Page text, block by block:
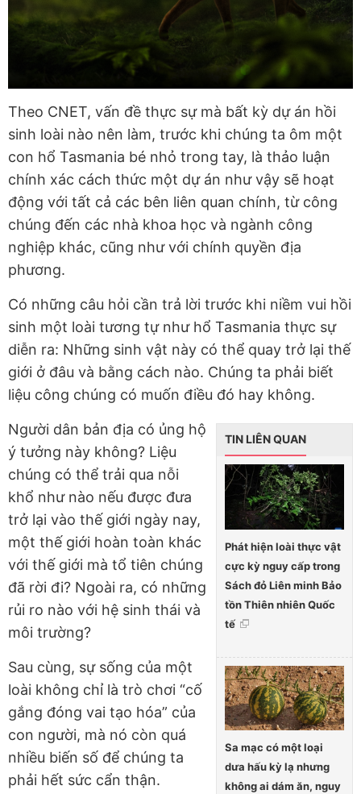
Theo CNET, vấn đề thực sự mà bất kỳ dự án hồi
sinh loài nào nên làm, trước khi chúng ta ôm một
con hổ Tasmania bé nhỏ trong tay, là thảo luận
chính xác cách thức một dự án như vậy sẽ hoạt
động với tất cả các bên liên quan chính, từ công
chúng đến các nhà khoa học và ngành công
nghiệp khác, cũng như với chính quyền địa
phương.
Có những câu hỏi cần trả lời trước khi niềm vui hồi
sinh một loài tương tự như hổ Tasmania thực sự
diễn ra: Những sinh vật này có thể quay trở lại thế
giới ở đâu và bằng cách nào. Chúng ta phải biết
liệu công chúng có muốn điều đó hay không.
TIN LIÊN QUAN
Phát hiện loài thực vật
cực kỳ nguy cấp trong
Sách đỏ Liên minh Bảo
tồn Thiên nhiên Quốc
tế
Sa mạc có một loại
dưa hấu kỳ lạ nhưng
không ai dám ăn, nguy
Người dân bản địa có ủng hộ
ý tưởng này không? Liệu
chúng có thể trải qua nỗi
khổ như nào nếu được đưa
trở lại vào thế giới ngày nay,
một thế giới hoàn toàn khác
với thế giới mà tổ tiên chúng
đã rời đi? Ngoài ra, có những
rủi ro nào với hệ sinh thái và
môi trường?
Sau cùng, sự sống của một
loài không chỉ là trò chơi “cố
gắng đóng vai tạo hóa” của
con người, mà nó còn quá
nhiều biến số để chúng ta
phải hết sức cẩn thận.